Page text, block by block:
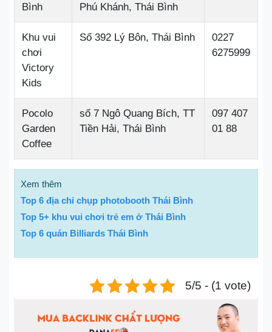
Bình
Phú Khánh, Thái Bình
Khu vui
chơi
Victory
Kids
Số 392 Lý Bôn, Thái Bình
0227
6275999
Pocolo
Garden
Coffee
số 7 Ngô Quang Bích, TT
Tiền Hải, Thái Bình
097 407
01 88
Xem thêm
Top 6 địa chỉ chụp photobooth Thái Bình
Top 5+ khu vui chơi trẻ em ở Thái Bình
Top 6 quán Billiards Thái Bình
5/5 - (1 vote)